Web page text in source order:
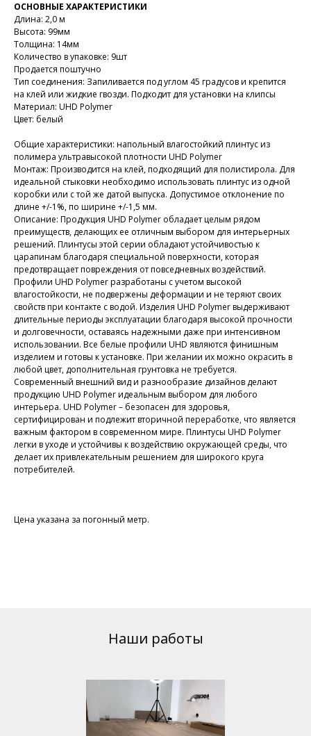
ОСНОВНЫЕ ХАРАКТЕРИСТИКИ
Длина: 2,0 м
Высота: 99мм
Толщина: 14мм
Количество в упаковке: 9шт
Продается поштучно
Тип соединения: Запиливается под углом 45 градусов и крепится
на клей или жидкие гвозди. Подходит для установки на клипсы
Материал: UHD Polymer
Цвет: белый
Общие характеристики: напольный влагостойкий плинтус из
полимера ультравысокой плотности UHD Polymer
Монтаж: Производится на клей, подходящий для полистирола. Для
идеальной стыковки необходимо использовать плинтус из одной
коробки или с той же датой выпуска. Допустимое отклонение по
длине +/-1%, по ширине +/-1,5 мм.
Описание: Продукция UHD Polymer обладает целым рядом
преимуществ, делающих ее отличным выбором для интерьерных
решений. Плинтусы этой серии обладают устойчивостью к
царапинам благодаря специальной поверхности, которая
предотвращает повреждения от повседневных воздействий.
Профили UHD Polymer разработаны с учетом высокой
влагостойкости, не подвержены деформации и не теряют своих
свойств при контакте с водой. Изделия UHD Polymer выдерживают
длительные периоды эксплуатации благодаря высокой прочности
и долговечности, оставаясь надежными даже при интенсивном
использовании. Все белые профили UHD являются финишным
изделием и готовы к установке. При желании их можно окрасить в
любой цвет, дополнительная грунтовка не требуется.
Современный внешний вид и разнообразие дизайнов делают
продукцию UHD Polymer идеальным выбором для любого
интерьера. UHD Polymer – безопасен для здоровья,
сертифицирован и подлежит вторичной переработке, что является
важным фактором в современном мире. Плинтусы UHD Polymer
легки в уходе и устойчивы к воздействию окружающей среды, что
делает их привлекательным решением для широкого круга
потребителей.
Цена указана за погонный метр.
Наши работы